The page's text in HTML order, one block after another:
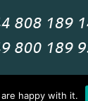
All rights reserved
happy with it.